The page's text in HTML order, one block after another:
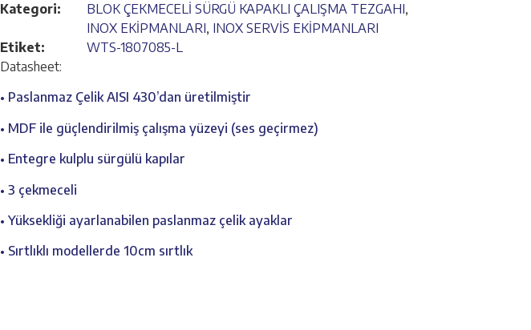
Kategori:
BLOK ÇEKMECELİ SÜRGÜ KAPAKLI ÇALIŞMA TEZGAHI,
INOX EKİPMANLARI, INOX SERVİS EKİPMANLARI
Etiket:
WTS-1807085-L
Datasheet:
• Paslanmaz Çelik AISI 430’dan üretilmiştir
• MDF ile güçlendirilmiş çalışma yüzeyi (ses geçirmez)
• Entegre kulplu sürgülü kapılar
• 3 çekmeceli
• Yüksekliği ayarlanabilen paslanmaz çelik ayaklar
• Sırtlıklı modellerde 10cm sırtlık